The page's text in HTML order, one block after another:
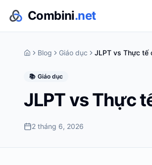
Combini.net
Blog Giáo dục JLPT vs Thực tế
📚 Giáo dục
JLPT vs Thực
2 tháng 6, 2026